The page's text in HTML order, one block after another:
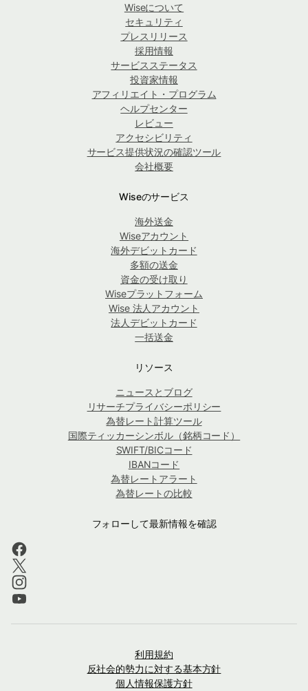
Wiseについて
セキュリティ
プレスリリース
採用情報
サービスステータス
投資家情報
アフィリエイト・プログラム
ヘルプセンター
レビュー
アクセシビリティ
サービス提供状況の確認ツール
会社概要
Wiseのサービス
海外送金
Wiseアカウント
海外デビットカード
多額の送金
資金の受け取り
Wiseプラットフォーム
Wise 法人アカウント
法人デビットカード
一括送金
リソース
ニュースとブログ
リサーチプライバシーポリシー
為替レート計算ツール
国際ティッカーシンボル（銘柄コード）
SWIFT/BICコード
IBANコード
為替レートアラート
為替レートの比較
フォローして最新情報を確認
利用規約
反社会的勢力に対する基本方針
個人情報保護方針